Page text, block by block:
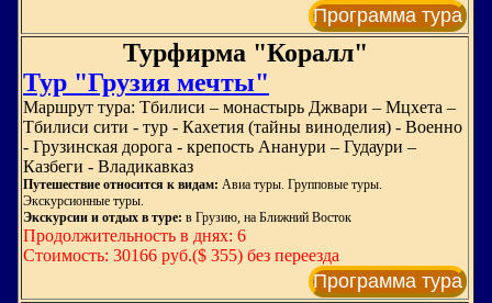
Программа тура
Турфирма "Коралл"
Тур "Грузия мечты"
Маршрут тура: Тбилиси – монастырь Джвари – Мцхета –
Тбилиси сити - тур - Кахетия (тайны виноделия) - Военно
- Грузинская дорога - крепость Ананури – Гудаури –
Казбеги - Владикавказ
Путешествие относится к видам: Авиа туры. Групповые туры.
Экскурсионные туры.
Экскурсии и отдых в туре: в Грузию, на Ближний Восток
Продолжительность в днях: 6
Стоимость: 30166 руб.($ 355) без переезда
Программа тура